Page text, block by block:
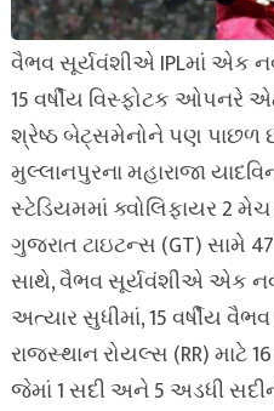
વૈભવ સૂર્યવંશીએ IPLમાં એક
15 વર્ષીય વિસ્ફોટક ઓપનરે
શ્રેષ્ઠ બેટ્સમેનોને પણ પાછળ
મુલ્લાનપુરના મહારાજા
સ્ટેડિયમમાં ક્વોલિફાયર 2
ગુજરાત ટાઇટન્સ (GT) સામે
સાથે, વૈભવ સૂર્યવંશીએ એક નવો
અત્યાર સુધીમાં, 15 વર્ષીય
રાજસ્થાન રોયલ્સ (RR) માટે
જેમાં 1 સદી અને 5 અડધી